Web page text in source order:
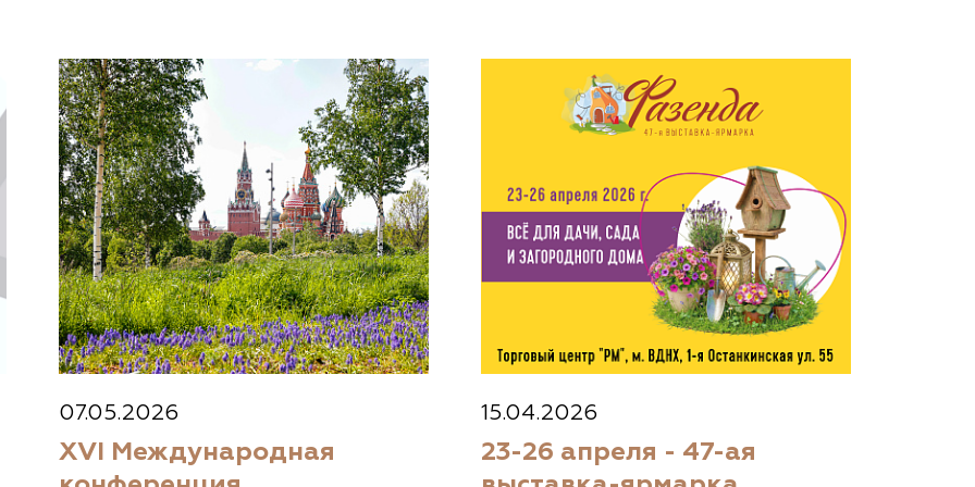
07.05.2026
XVI Международная
15.04.2026
23-26 апреля - 47-ая